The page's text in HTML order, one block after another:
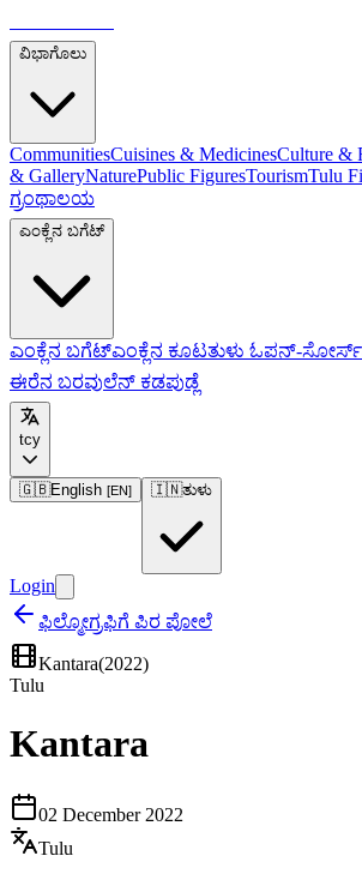
ವಿಭಾಗೊಲು
CommunitiesCuisines & MedicinesCulture &
& GalleryNaturePublic FiguresTourismTulu
ಗ್ರಂಥಾಲಯ
ಎಂಕ್ಲೆನ ಬಗೆಟ್
ಎಂಕ್ಲೆನ ಬಗೆಟ್ಎಂಕ್ಲೆನ ಕೂಟತುಳು ಓಪನ್-ಸೋರ್ಸ್
ಈರೆನ ಬರವುಲೆನ್ ಕಡಪುಡ್ಲೆ
tcy
🇬🇧English [EN] 🇮🇳ತುಳು
Login
ಫಿಲ್ಮೋಗ್ರಫಿಗೆ ಪಿರ ಪೋಲೆ
Kantara(2022)
Tulu
Kantara
02 December 2022
Tulu